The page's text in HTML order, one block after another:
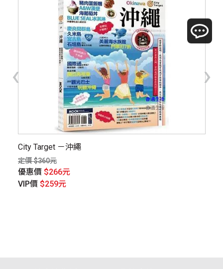
City Target －沖繩
定價 $360元
優惠價 $266元
VIP價 $259元
‹ ›